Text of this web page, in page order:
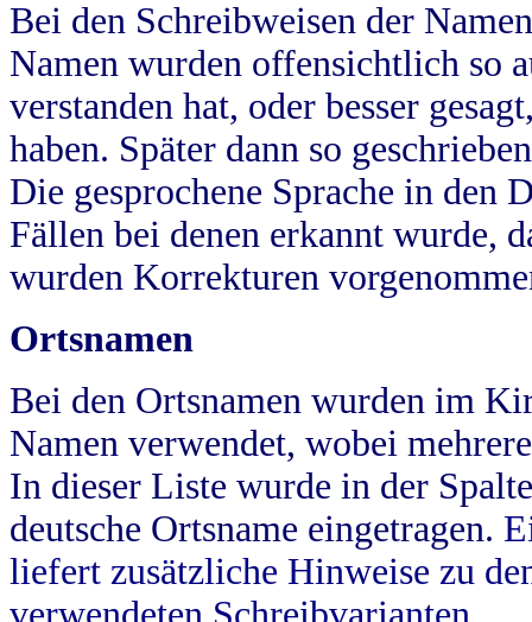
Bei den Schreibweisen der
Namen wurden offensichtlich so
verstanden hat, oder besser
haben. Später dann so
Die gesprochene Sprache in
Fällen bei denen erkannt wurde,
wurden Korrekturen
Ortsnamen
Bei den Ortsnamen wurden im
Namen verwendet, wobei
In dieser Liste wurde in der
deutsche Ortsname eingetragen.
liefert zusätzliche Hinweise zu